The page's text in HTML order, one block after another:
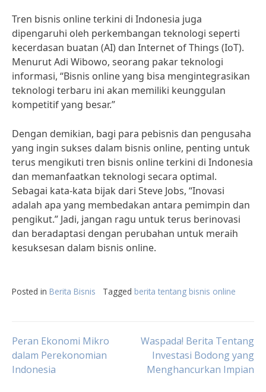
Tren bisnis online terkini di Indonesia juga
dipengaruhi oleh perkembangan teknologi seperti
kecerdasan buatan (AI) dan Internet of Things (IoT).
Menurut Adi Wibowo, seorang pakar teknologi
informasi, “Bisnis online yang bisa mengintegrasikan
teknologi terbaru ini akan memiliki keunggulan
kompetitif yang besar.”
Dengan demikian, bagi para pebisnis dan pengusaha
yang ingin sukses dalam bisnis online, penting untuk
terus mengikuti tren bisnis online terkini di Indonesia
dan memanfaatkan teknologi secara optimal.
Sebagai kata-kata bijak dari Steve Jobs, “Inovasi
adalah apa yang membedakan antara pemimpin dan
pengikut.” Jadi, jangan ragu untuk terus berinovasi
dan beradaptasi dengan perubahan untuk meraih
kesuksesan dalam bisnis online.
Posted in Berita Bisnis Tagged berita tentang bisnis online
Post
navigation
Peran Ekonomi Mikro
dalam Perekonomian
Indonesia
Waspada! Berita Tentang
Investasi Bodong yang
Menghancurkan Impian